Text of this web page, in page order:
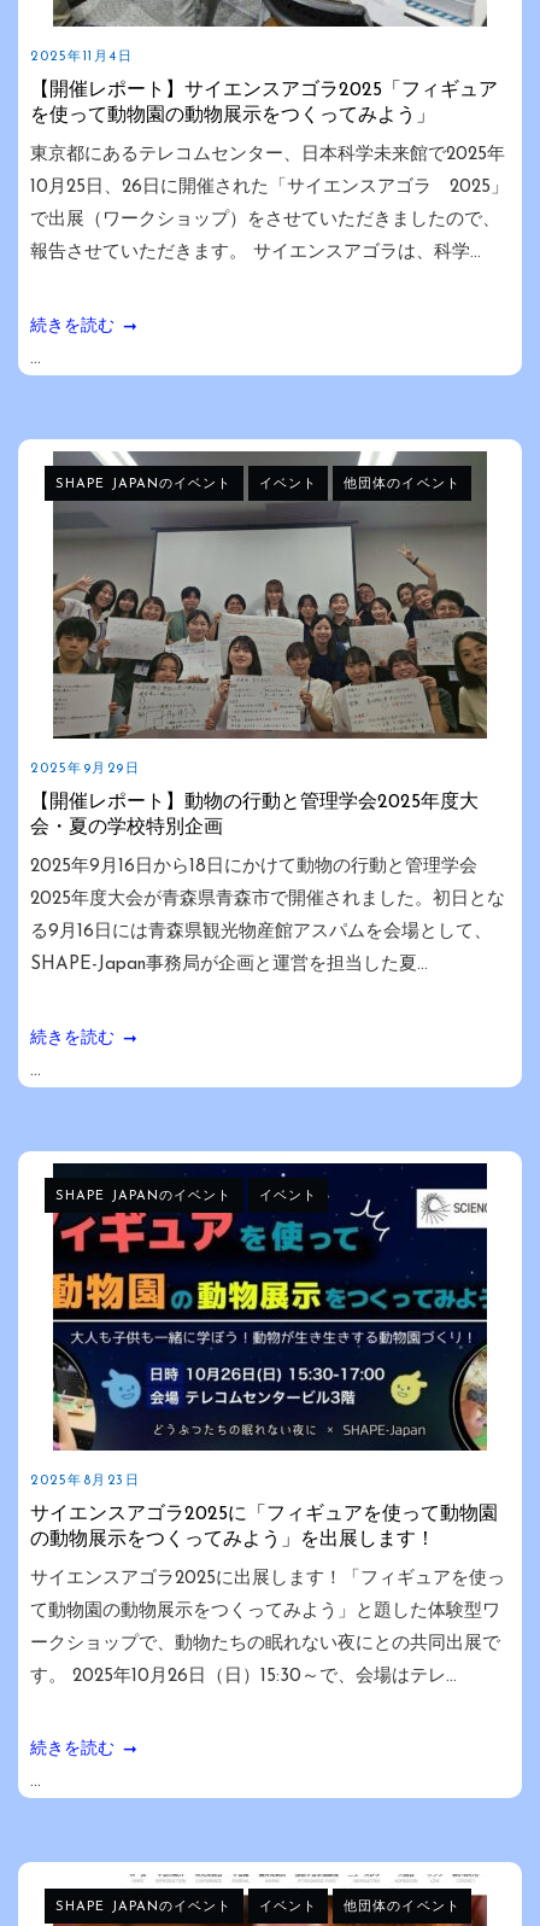
2025年11月4日
【開催レポート】サイエンスアゴラ2025「フィギュア
を使って動物園の動物展示をつくってみよう」
東京都にあるテレコムセンター、日本科学未来館で2025年
10月25日、26日に開催された「サイエンスアゴラ 2025」
で出展（ワークショップ）をさせていただきましたので、
報告させていただきます。 サイエンスアゴラは、科学...
続きを読む
...
SHAPE JAPANのイベント イベント 他団体のイベント
2025年9月29日
【開催レポート】動物の行動と管理学会2025年度大
会・夏の学校特別企画
2025年9月16日から18日にかけて動物の行動と管理学会
2025年度大会が青森県青森市で開催されました。初日とな
る9月16日には青森県観光物産館アスパムを会場として、
SHAPE-Japan事務局が企画と運営を担当した夏...
続きを読む
...
SHAPE JAPANのイベント イベント
2025年8月23日
サイエンスアゴラ2025に「フィギュアを使って動物園
の動物展示をつくってみよう」を出展します！
サイエンスアゴラ2025に出展します！「フィギュアを使っ
て動物園の動物展示をつくってみよう」と題した体験型ワ
ークショップで、動物たちの眠れない夜にとの共同出展で
す。 2025年10月26日（日）15:30～で、会場はテレ...
続きを読む
...
SHAPE JAPANのイベント イベント 他団体のイベント